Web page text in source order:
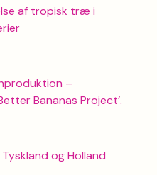
af tropisk træ i
–
Bananas Project’.
og Holland